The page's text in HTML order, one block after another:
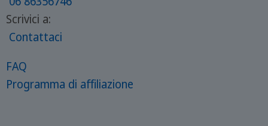
Scrivici a:
Contattaci
FAQ
Programma di affiliazione